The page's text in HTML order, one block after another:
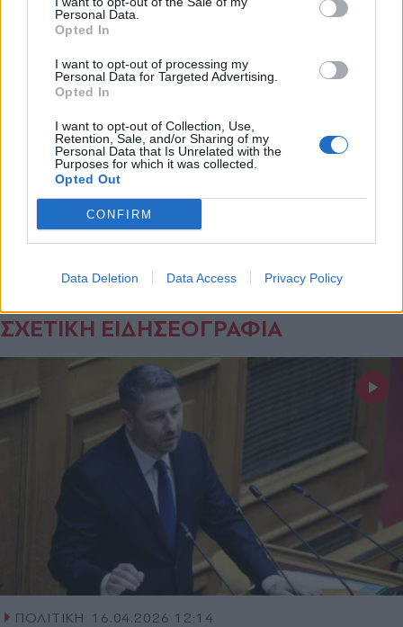
Personal Data.
Opted In
I want to opt-out of processing my
Personal Data for Targeted Advertising.
Opted In
I want to opt-out of Collection, Use,
Retention, Sale, and/or Sharing of my
Personal Data that Is Unrelated with the
Purposes for which it was collected.
Opted Out
CONFIRM
Data Deletion Data Access Privacy Policy
Ακολουθήστε το
News για άμεση και έγκυρη
ενημέρωση
Ακολουθήστε μας στο
facebook
Ακολουθήστε μας στο
twitter
ΣΧΕΤΙΚΗ ΕΙΔΗΣΕΟΓΡΑΦΙΑ
ΠΟΛΙΤΙΚΗ
16.04.2026 12:14
X